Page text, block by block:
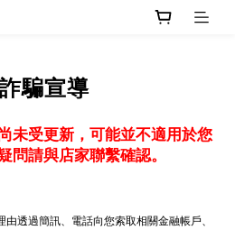
騙宣導
未受更新，可能並不適用於您
問請與店家聯繫確認。
由透過簡訊、電話向您索取相關金融帳戶、